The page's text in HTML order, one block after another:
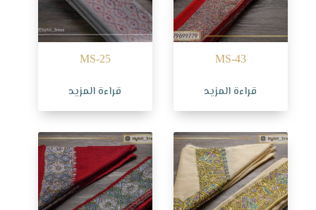
MS-43
قراءة المزيد
MS-25
قراءة المزيد